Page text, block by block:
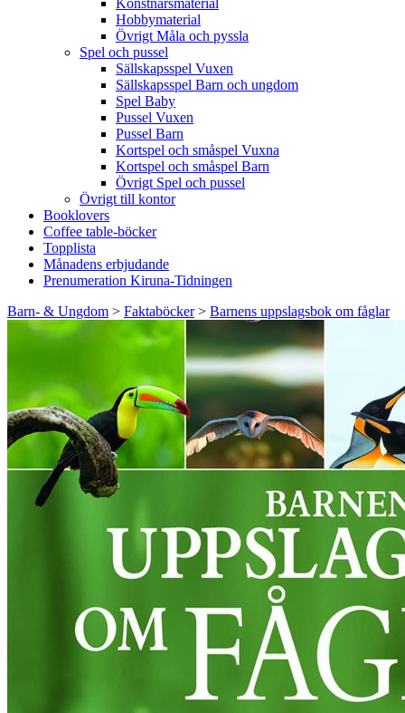
Konstnärsmaterial
Hobbymaterial
Övrigt Måla och pyssla
Spel och pussel
Sällskapsspel Vuxen
Sällskapsspel Barn och ungdom
Spel Baby
Pussel Vuxen
Pussel Barn
Kortspel och småspel Vuxna
Kortspel och småspel Barn
Övrigt Spel och pussel
Övrigt till kontor
Booklovers
Coffee table-böcker
Topplista
Månadens erbjudande
Prenumeration Kiruna-Tidningen
Barn- & Ungdom > Faktaböcker> Barnens uppslagsbok om fåglar